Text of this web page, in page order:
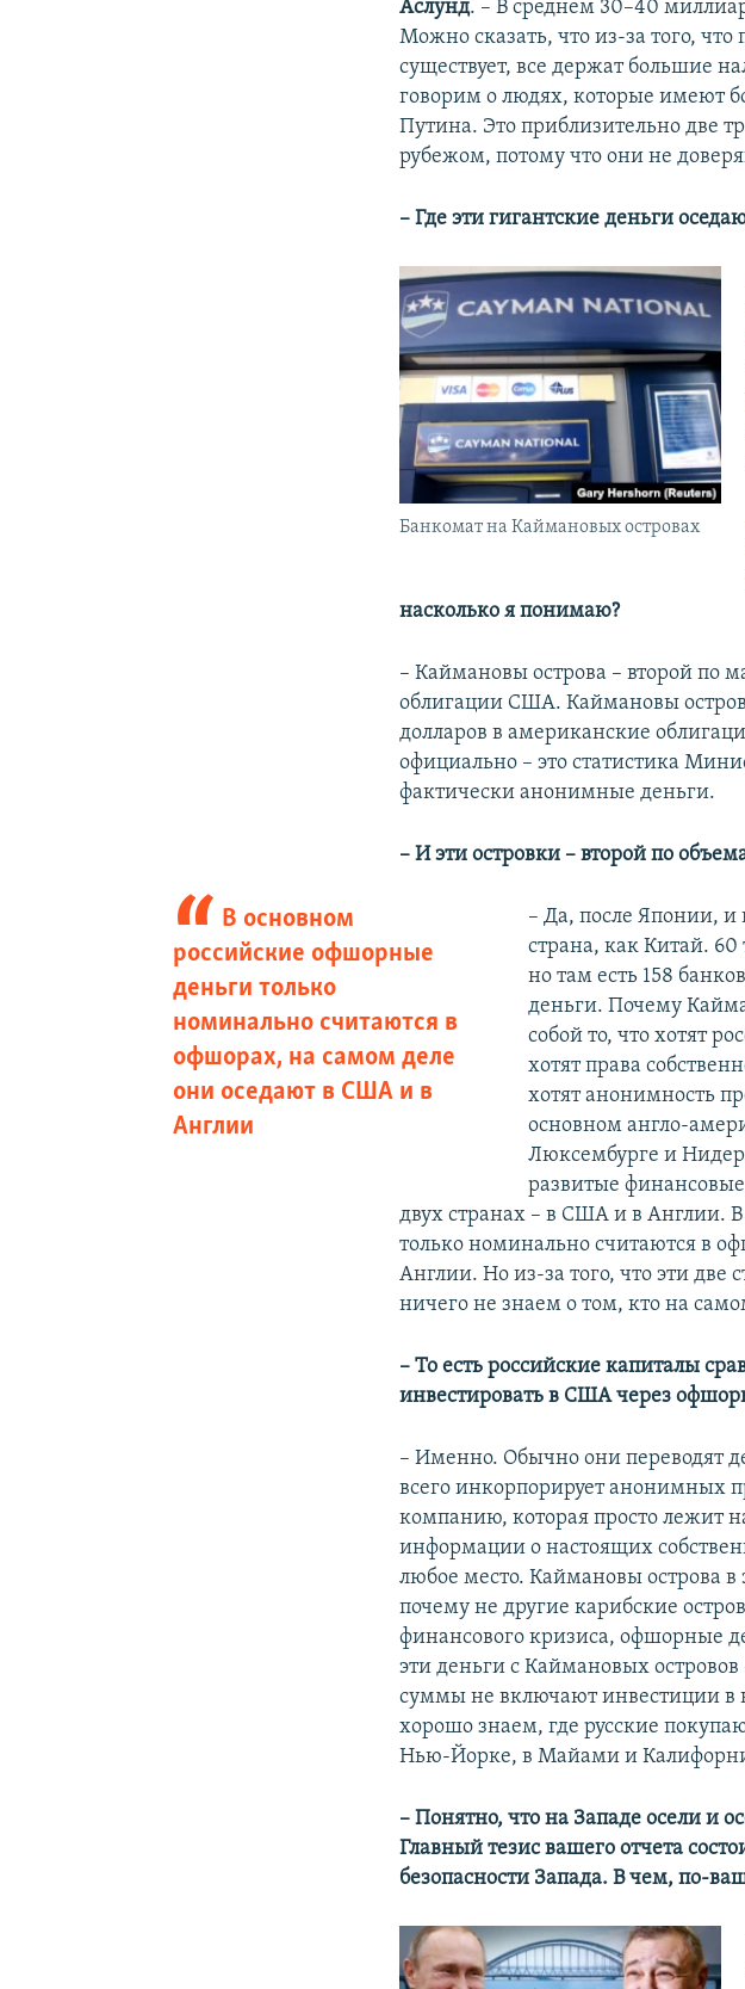
Аслунд. – В среднем 30–40
Можно сказать, что из-за того, что
существует, все держат большие
говорим о людях, которые имеют
Путина. Это приблизительно две
рубежом, потому что они не
– Где эти гигантские деньги
Банкомат на Каймановых островах
насколько я понимаю?
– Каймановы острова – второй по
облигации США. Каймановы
долларов в американские
официально – это статистика
фактически анонимные деньги.
– И эти островки – второй по
В основном
российские офшорные
деньги только
номинально считаются в
офшорах, на самом деле
они оседают в США и в
Англии
– Да, после Японии,
страна, как Китай.
но там есть 158
деньги. Почему
собой то, что хотят
хотят права
хотят анонимность
основном англо-
Люксембурге и
развитые
двух странах – в США и в Англии.
только номинально считаются в
Англии. Но из-за того, что эти
ничего не знаем о том, кто на
– То есть российские капиталы
инвестировать в США через
– Именно. Обычно они переводят
всего инкорпорирует анонимных
компанию, которая просто лежит
информации о настоящих
любое место. Каймановы острова
почему не другие карибские
финансового кризиса, офшорные
эти деньги с Каймановых
суммы не включают инвестиции в
хорошо знаем, где русские
Нью-Йорке, в Майами и
– Понятно, что на Западе осели и
Главный тезис вашего отчета
безопасности Запада. В чем, по-